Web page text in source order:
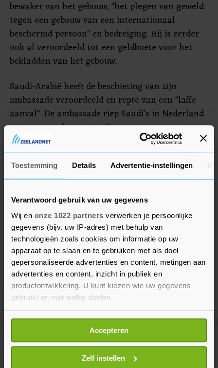
Toestemming Details Advertentie-instellingen
Verantwoord gebruik van uw gegevens
Wij en onze 1022 partners verwerken je persoonlijke
gegevens (bijv. uw IP-adres) met behulp van
technologieën zoals cookies om informatie op uw
apparaat op te slaan en te gebruiken met als doel
gepersonaliseerde advertenties en content, metingen aan
advertenties en content, inzicht in publiek en
productontwikkeling. U kunt kiezen wie uw gegevens
gebruikt en met welke doelen.
Als u het toestaat, willen we ook graag:
Informatie verzamelen over uw geografische
locatie, die tot een paar meter nauwkeurig kan zijn
Uw apparaat identificeren door het actief te
Accepteren
Zelf instellen
bewaker van het gebouw, "het plegen van geweld
tegen een gebouw van een internationaal
beschermd persoon" en bedreiging. Hij is eerder
ook al veroordeeld tot een geldboete voor het
bekladden van het gebouw.
Saudi-Arabië heeft de beschieting van zijn
ambassade veroordeeld en repte van een "laffe
aanval". De ambassade riep Saudi’s in Nederland
op extra waakzaam te zijn.
Meer uit Binnenland